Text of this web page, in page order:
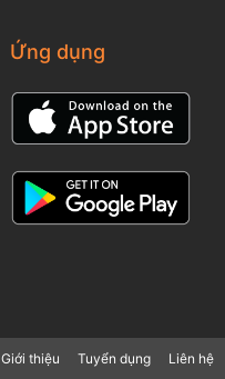
Ứng dụng
Giới thiệu Tuyển dụng Liên hệ